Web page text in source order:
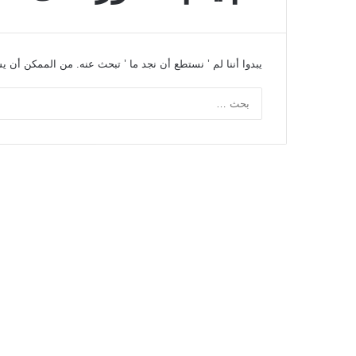
يبدوا أننا لم ’ نستطع أن نجد ما ’ تبحث عنه. من الممكن أن